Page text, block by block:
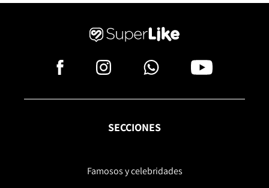
SECCIONES
Famosos y celebridades